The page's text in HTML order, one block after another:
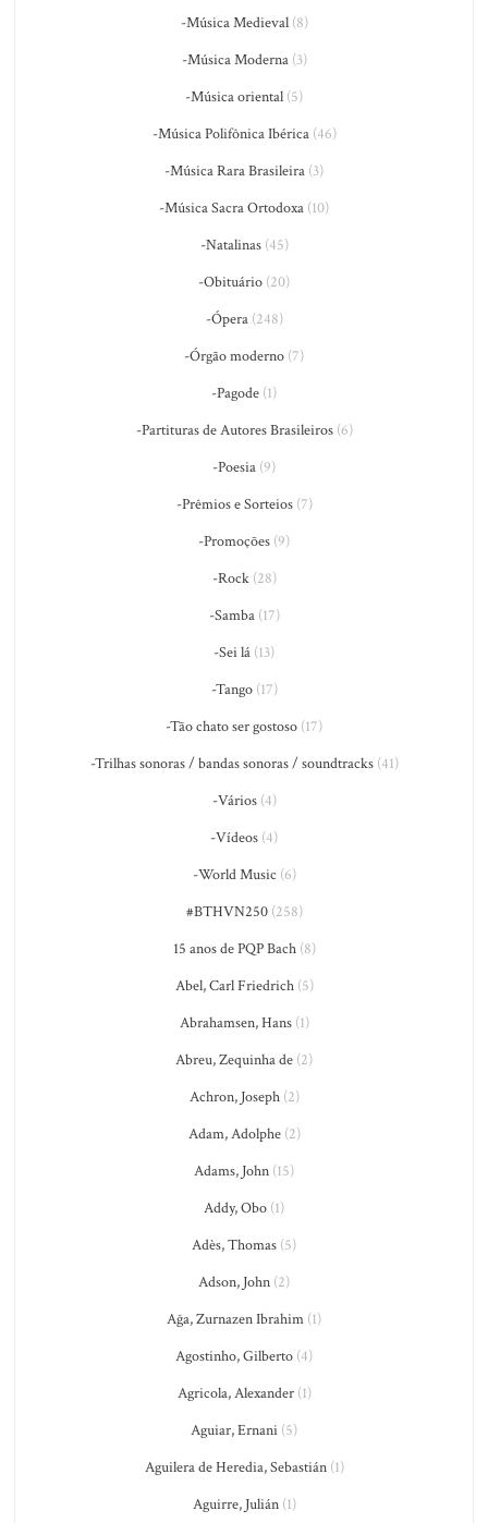
-Música Medieval(8)
-Música Moderna(3)
-Música oriental (5)
-Música Polifônica Ibérica(46)
-Música Rara Brasileira (3)
-Música Sacra Ortodoxa (10)
-Natalinas(45)
-Obituário (20)
-Ópera(248)
-Órgão moderno (7)
-Pagode (1)
-Partituras de Autores Brasileiros(6)
-Poesia (9)
-Prêmios e Sorteios(7)
-Promoções (9)
-Rock(28)
-Samba(17)
-Sei lá (13)
-Tango(17)
-Tão chato ser gostoso (17)
-Trilhas sonoras / bandas sonoras / soundtracks(41)
-Vários(4)
-Vídeos (4)
-World Music (6)
#BTHVN250(258)
15 anos de PQP Bach(8)
Abel, Carl Friedrich(5)
Abrahamsen, Hans(1)
Abreu, Zequinha de (2)
Achron, Joseph(2)
Adam, Adolphe(2)
Adams, John (15)
Addy, Obo (1)
Adès, Thomas (5)
Adson, John (2)
Ağa, Zurnazen Ibrahim (1)
Agostinho, Gilberto (4)
Agricola, Alexander(1)
Aguiar, Ernani (5)
Aguilera de Heredia, Sebastián(1)
Aguirre, Julián(1)